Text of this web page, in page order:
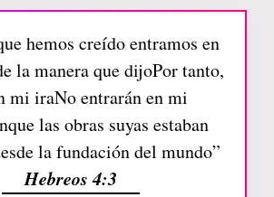
hemos creído entramos en
la manera que dijoPor tanto,
mi iraNo entrarán en mi
las obras suyas estaban
la fundación del mundo”
Hebreos 4:3